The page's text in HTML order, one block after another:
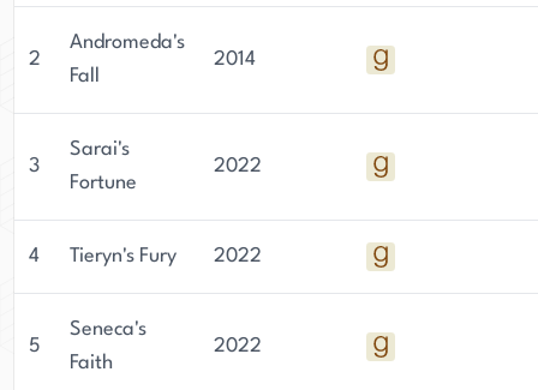
2
Andromeda's
Fall
2014
3
Sarai's
Fortune
2022
4 Tieryn's Fury 2022
5
Seneca's
Faith
2022